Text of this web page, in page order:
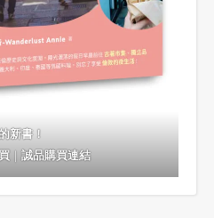
新書！
｜誠品購買連結